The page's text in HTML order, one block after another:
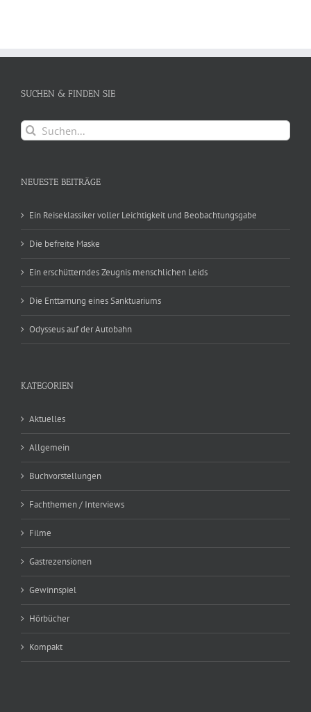
SUCHEN & FINDEN SIE
Suche
nach:
NEUESTE BEITRÄGE
Ein Reiseklassiker voller Leichtigkeit und Beobachtungsgabe
Die befreite Maske
Ein erschütterndes Zeugnis menschlichen Leids
Die Enttarnung eines Sanktuariums
Odysseus auf der Autobahn
KATEGORIEN
Aktuelles
Allgemein
Buchvorstellungen
Fachthemen / Interviews
Filme
Gastrezensionen
Gewinnspiel
Hörbücher
Kompakt